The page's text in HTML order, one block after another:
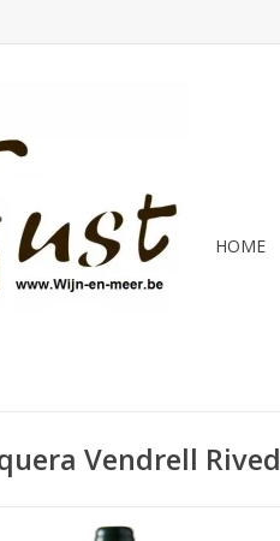
HOME
Vendrell Rived